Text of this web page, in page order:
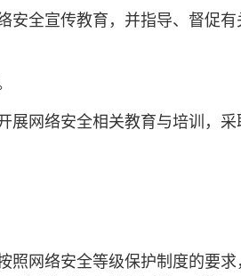
安全宣传教育，并指导、督促有
展网络安全相关教育与培训，
照网络安全等级保护制度的要求